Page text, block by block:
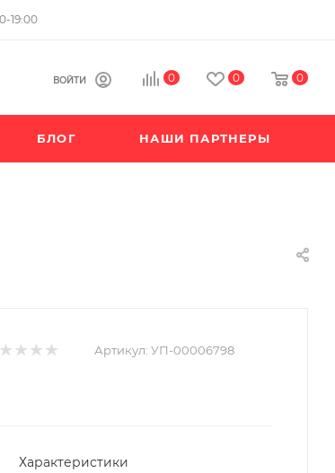
19:00
ВОЙТИ 0 0 0
БЛОГ НАШИ ПАРТНЕРЫ
Артикул: УП-00006798
Характеристики